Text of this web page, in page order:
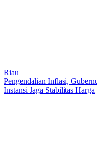
Riau
Pengendalian Inflasi,
Instansi Jaga Stabilitas Harga